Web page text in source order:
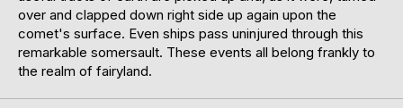
over and clapped down right side up again upon the
comet's surface. Even ships pass uninjured through this
remarkable somersault. These events all belong frankly to
the realm of fairyland.